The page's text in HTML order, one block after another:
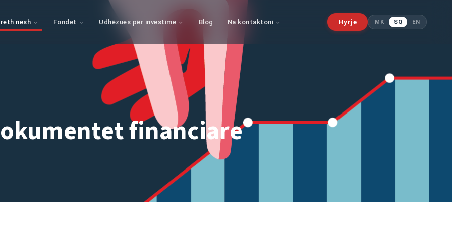
nesh Fondet Udhëzues për investime Blog Na kontaktoni Hyrje MK SQ EN
financiare